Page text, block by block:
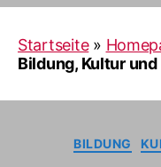
Startseite»
Bildung, Kultur
BILDUNG